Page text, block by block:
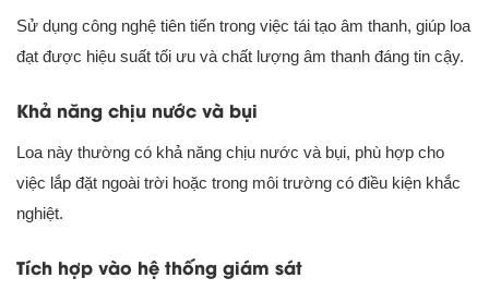
Sử dụng công nghệ tiên tiến trong việc tái tạo âm thanh, giúp loa
đạt được hiệu suất tối ưu và chất lượng âm thanh đáng tin cậy.
Khả năng chịu nước và bụi
Loa này thường có khả năng chịu nước và bụi, phù hợp cho
việc lắp đặt ngoài trời hoặc trong môi trường có điều kiện khắc
nghiệt.
Tích hợp vào hệ thống giám sát